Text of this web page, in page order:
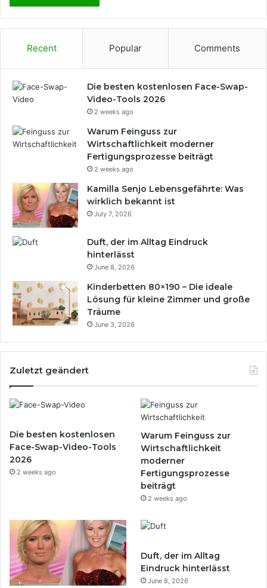
Recent Popular Comments
Die besten kostenlosen Face-Swap-
Video-Tools 2026
2 weeks ago
Warum Feinguss zur
Wirtschaftlichkeit moderner
Fertigungsprozesse beiträgt
2 weeks ago
Kamilla Senjo Lebensgefährte: Was
wirklich bekannt ist
July 7, 2026
Duft, der im Alltag Eindruck
hinterlässt
June 8, 2026
Kinderbetten 80×190 – Die ideale
Lösung für kleine Zimmer und große
Träume
June 3, 2026
Zuletzt geändert
Die besten kostenlosen
Face-Swap-Video-Tools
2026
2 weeks ago
Warum Feinguss zur
Wirtschaftlichkeit
moderner
Fertigungsprozesse
beiträgt
2 weeks ago
Duft, der im Alltag
Eindruck hinterlässt
June 8, 2026